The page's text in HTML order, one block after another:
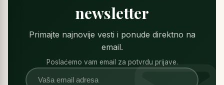
newsletter
Primajte najnovije vesti i ponude direktno na
email.
Poslaćemo vam email za potvrdu prijave.